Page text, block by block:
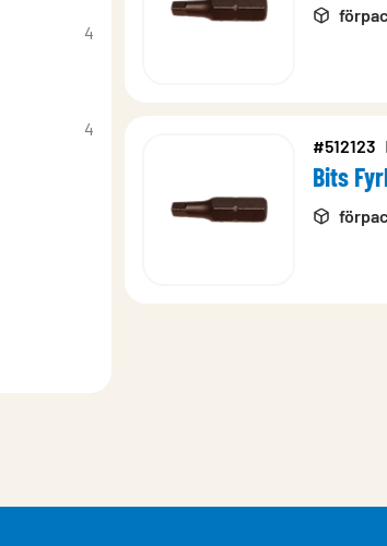
4
4
#512123
Bits